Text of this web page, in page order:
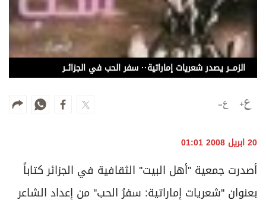
فيديو
بودكاست
إنفوجراف
قصة صورة
عدد اليوم
الزمـــر يصدر شعريات إماراتية·· سفر الحب في الجزائــر
20 ابريل 2008 01:01
أصدرت جمعية ''أهل البيت'' الثقافية في الجزائر كتاباً
بعنوان ''شعريات إماراتية: سفرُ الحب'' من إعداد الشاعر